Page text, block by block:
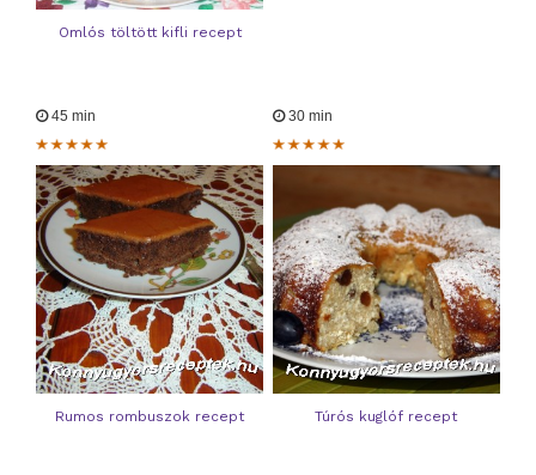
Omlós töltött kifli recept
45 min
Rumos rombuszok recept
30 min
Túrós kuglóf recept